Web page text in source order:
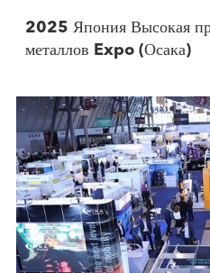
2025 Япония Высокая
металлов Expo (Осака)